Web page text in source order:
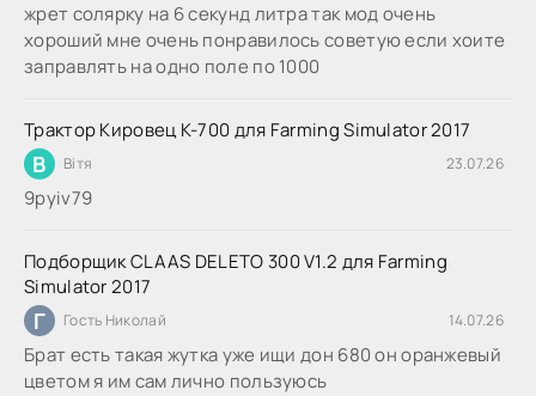
жрет солярку на 6 секунд литра так мод очень
хороший мне очень понравилось советую если хоите
заправлять на одно поле по 1000
Трактор Кировец К-700 для Farming Simulator 2017
В Вітя 23.07.26
9руіv79
Подборщик CLAAS DELETO 300 V1.2 для Farming
Simulator 2017
Г Гость Николай 14.07.26
Брат есть такая жутка уже ищи дон 680 он оранжевый
цветом я им сам лично пользуюсь